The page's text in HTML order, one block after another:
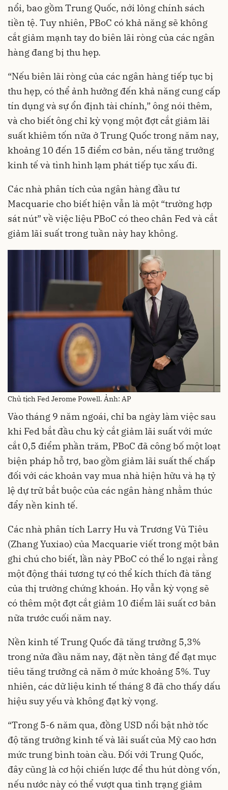
nổi, bao gồm Trung Quốc, nới lỏng chính sách
tiền tệ. Tuy nhiên, PBoC có khả năng sẽ không
cắt giảm mạnh tay do biên lãi ròng của các ngân
hàng đang bị thu hẹp.
“Nếu biên lãi ròng của các ngân hàng tiếp tục bị
thu hẹp, có thể ảnh hưởng đến khả năng cung cấp
tín dụng và sự ổn định tài chính,” ông nói thêm,
và cho biết ông chỉ kỳ vọng một đợt cắt giảm lãi
suất khiêm tốn nữa ở Trung Quốc trong năm nay,
khoảng 10 đến 15 điểm cơ bản, nếu tăng trưởng
kinh tế và tình hình lạm phát tiếp tục xấu đi.
Các nhà phân tích của ngân hàng đầu tư
Macquarie cho biết hiện vẫn là một “trường hợp
sát nút” về việc liệu PBoC có theo chân Fed và cắt
giảm lãi suất trong tuần này hay không.
Chủ tịch Fed Jerome Powell. Ảnh: AP
Vào tháng 9 năm ngoái, chỉ ba ngày làm việc sau
khi Fed bắt đầu chu kỳ cắt giảm lãi suất với mức
cắt 0,5 điểm phần trăm, PBoC đã công bố một loạt
biện pháp hỗ trợ, bao gồm giảm lãi suất thế chấp
đối với các khoản vay mua nhà hiện hữu và hạ tỷ
lệ dự trữ bắt buộc của các ngân hàng nhằm thúc
đẩy nền kinh tế.
Các nhà phân tích Larry Hu và Trương Vũ Tiêu
(Zhang Yuxiao) của Macquarie viết trong một bản
ghi chú cho biết, lần này PBoC có thể lo ngại rằng
một động thái tương tự có thể kích thích đà tăng
của thị trường chứng khoán. Họ vẫn kỳ vọng sẽ
có thêm một đợt cắt giảm 10 điểm lãi suất cơ bản
nữa trước cuối năm nay.
Nền kinh tế Trung Quốc đã tăng trưởng 5,3%
trong nửa đầu năm nay, đặt nền tảng để đạt mục
tiêu tăng trưởng cả năm ở mức khoảng 5%. Tuy
nhiên, các dữ liệu kinh tế tháng 8 đã cho thấy dấu
hiệu suy yếu và không đạt kỳ vọng.
“Trong 5-6 năm qua, đồng USD nổi bật nhờ tốc
độ tăng trưởng kinh tế và lãi suất của Mỹ cao hơn
mức trung bình toàn cầu. Đối với Trung Quốc,
đây cũng là cơ hội chiến lược để thu hút dòng vốn,
nếu nước này có thể vượt qua tình trạng giảm